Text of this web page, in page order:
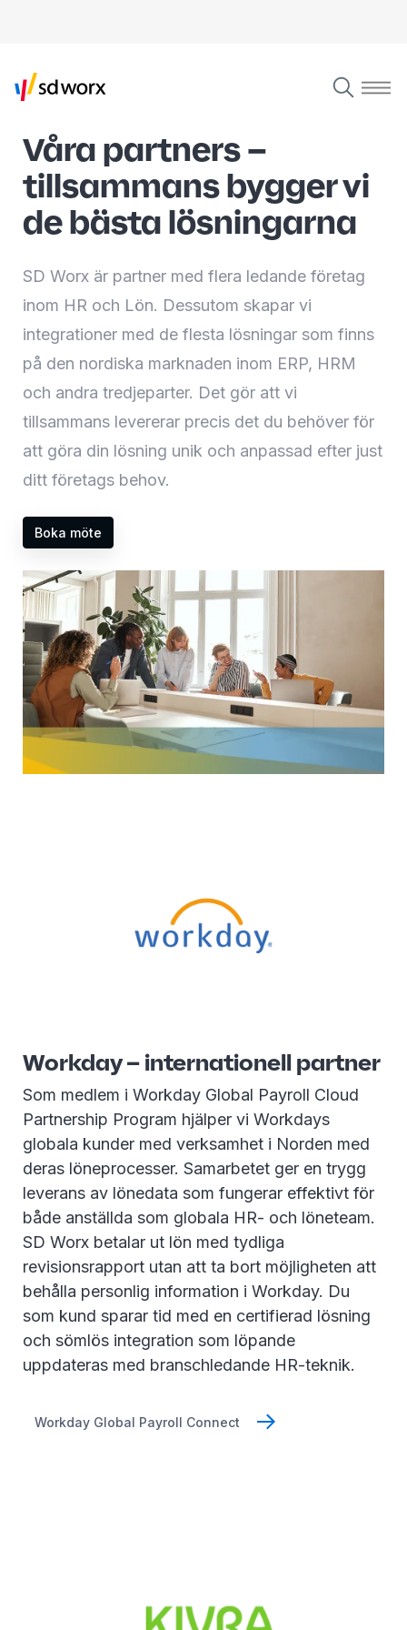
Våra partners –
tillsammans bygger vi
de bästa lösningarna
SD Worx är partner med flera ledande företag
inom HR och Lön. Dessutom skapar vi
integrationer med de flesta lösningar som finns
på den nordiska marknaden inom ERP, HRM
och andra tredjeparter. Det gör att vi
tillsammans levererar precis det du behöver för
att göra din lösning unik och anpassad efter just
ditt företags behov.
Boka möte
Workday – internationell partner
Som medlem i Workday Global Payroll Cloud
Partnership Program hjälper vi Workdays
globala kunder med verksamhet i Norden med
deras löneprocesser. Samarbetet ger en trygg
leverans av lönedata som fungerar effektivt för
både anställda som globala HR- och löneteam.
SD Worx betalar ut lön med tydliga
revisionsrapport utan att ta bort möjligheten att
behålla personlig information i Workday. Du
som kund sparar tid med en certifierad lösning
och sömlös integration som löpande
uppdateras med branschledande HR-teknik.
Workday Global Payroll Connect